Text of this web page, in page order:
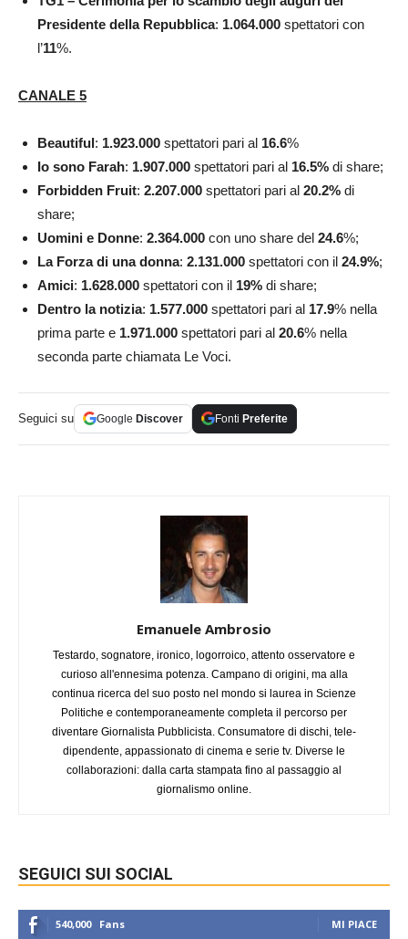
Presidente della Repubblica: 1.064.000 spettatori con
l’11%.
CANALE 5
Beautiful: 1.923.000 spettatori pari al 16.6%
Io sono Farah: 1.907.000 spettatori pari al 16.5% di share;
Forbidden Fruit: 2.207.000 spettatori pari al 20.2% di
share;
Uomini e Donne: 2.364.000 con uno share del 24.6%;
La Forza di una donna: 2.131.000 spettatori con il 24.9%;
Amici: 1.628.000 spettatori con il 19% di share;
Dentro la notizia: 1.577.000 spettatori pari al 17.9% nella
prima parte e 1.971.000 spettatori pari al 20.6% nella
seconda parte chiamata Le Voci.
Seguici su Google Discover Fonti Preferite
Emanuele Ambrosio
Testardo, sognatore, ironico, logorroico, attento osservatore e
curioso all'ennesima potenza. Campano di origini, ma alla
continua ricerca del suo posto nel mondo si laurea in Scienze
Politiche e contemporaneamente completa il percorso per
diventare Giornalista Pubblicista. Consumatore di dischi, tele-
dipendente, appassionato di cinema e serie tv. Diverse le
collaborazioni: dalla carta stampata fino al passaggio al
giornalismo online.
SEGUICI SUI SOCIAL
540,000 Fans MI PIACE